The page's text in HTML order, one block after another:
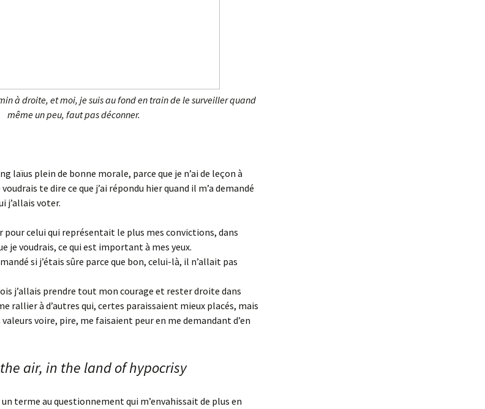
à droite, et moi, je suis au fond en train de le surveiller quand
même un peu, faut pas déconner.
laïus plein de bonne morale, parce que je n’ai de leçon à
te dire ce que j’ai répondu hier quand il m’a demandé
j’allais voter.
pour celui qui représentait le plus mes convictions, dans
je voudrais, ce qui est important à mes yeux.
si j’étais sûre parce que bon, celui-là, il n’allait pas
j’allais prendre tout mon courage et rester droite dans
rallier à d’autres qui, certes paraissaient mieux placés, mais
voire, pire, me faisaient peur en me demandant d’en
air, in the land of hypocrisy
un terme au questionnement qui m’envahissait de plus en